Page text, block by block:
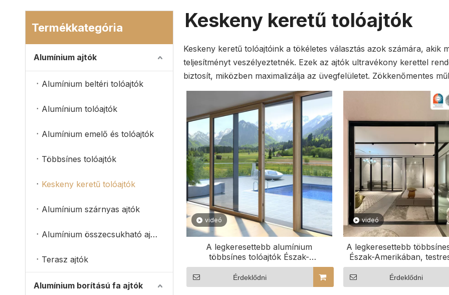
Termékkategória
Alumínium ajtók
Alumínium beltéri tolóajtók
Alumínium tolóajtók
Alumínium emelő és tolóajtók
Többsínes tolóajtók
Keskeny keretű tolóajtók
Alumínium szárnyas ajtók
Alumínium összecsukható ajtók
Terasz ajtók
Alumínium borítású fa ajtók
Keskeny keretű tolóajtók
Keskeny keretű tolóajtóink a tökéletes választás azok számára, akik
teljesítményt veszélyeztetnék. Ezek az ajtók ultravékony kerettel
biztosít, miközben maximalizálja az üvegfelületet. Zökkenőmentes
videó
A legkeresettebb alumínium
többsínes tolóajtók Észak-
Amerikában testreszabható
tolósínekkel
Érdeklődni
videó
A legkeresettebb
Észak-Amerikában,
számú tolósínnel
Érdeklődni